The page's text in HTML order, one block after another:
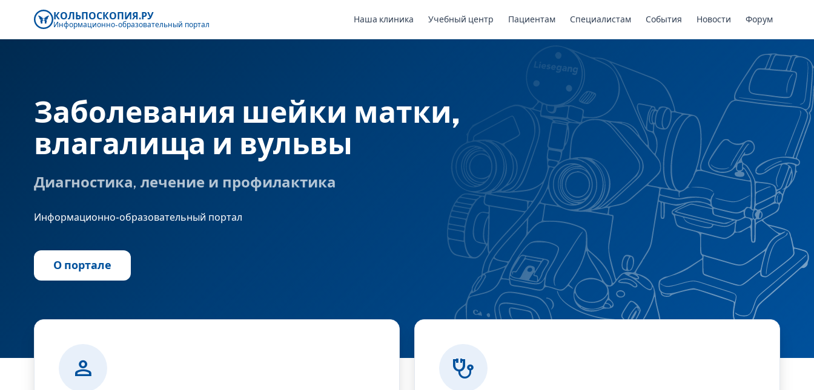
КОЛЬПОСКОПИЯ.РУ
Информационно-образовательный портал
Наша клиника Учебный центр Пациентам Специалистам События Новости Форум
Заболевания шейки матки,
влагалища и вульвы
Диагностика, лечение и профилактика
Информационно-образовательный портал
О портале
person stethoscope